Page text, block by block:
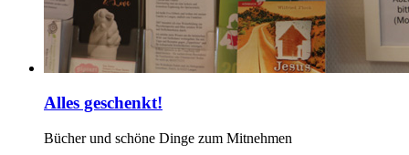
Alles geschenkt!
Bücher und schöne Dinge zum Mitnehmen